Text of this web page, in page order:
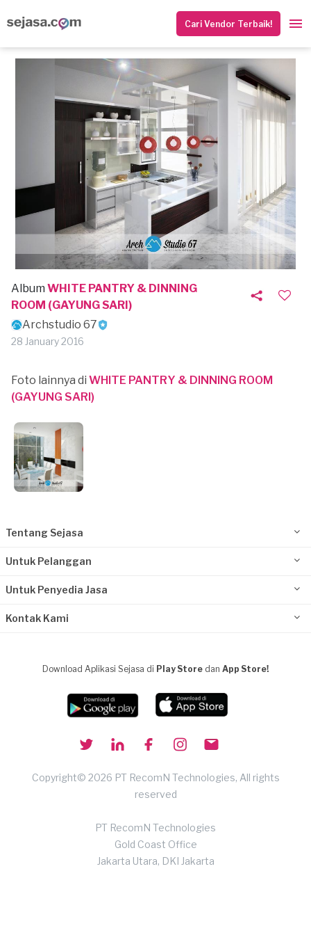
Cari Vendor Terbaik!
Album WHITE PANTRY & DINNING
ROOM (GAYUNG SARI)
Archstudio 67
28 January 2016
Foto lainnya di WHITE PANTRY & DINNING ROOM
(GAYUNG SARI)
Tentang Sejasa
Untuk Pelanggan
Untuk Penyedia Jasa
Kontak Kami
Download Aplikasi Sejasa di Play Store dan App Store!
Copyright© 2026 PT RecomN Technologies, All rights
reserved
PT RecomN Technologies
Gold Coast Office
Jakarta Utara, DKI Jakarta